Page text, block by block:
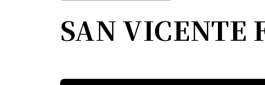
SAN VICENTE